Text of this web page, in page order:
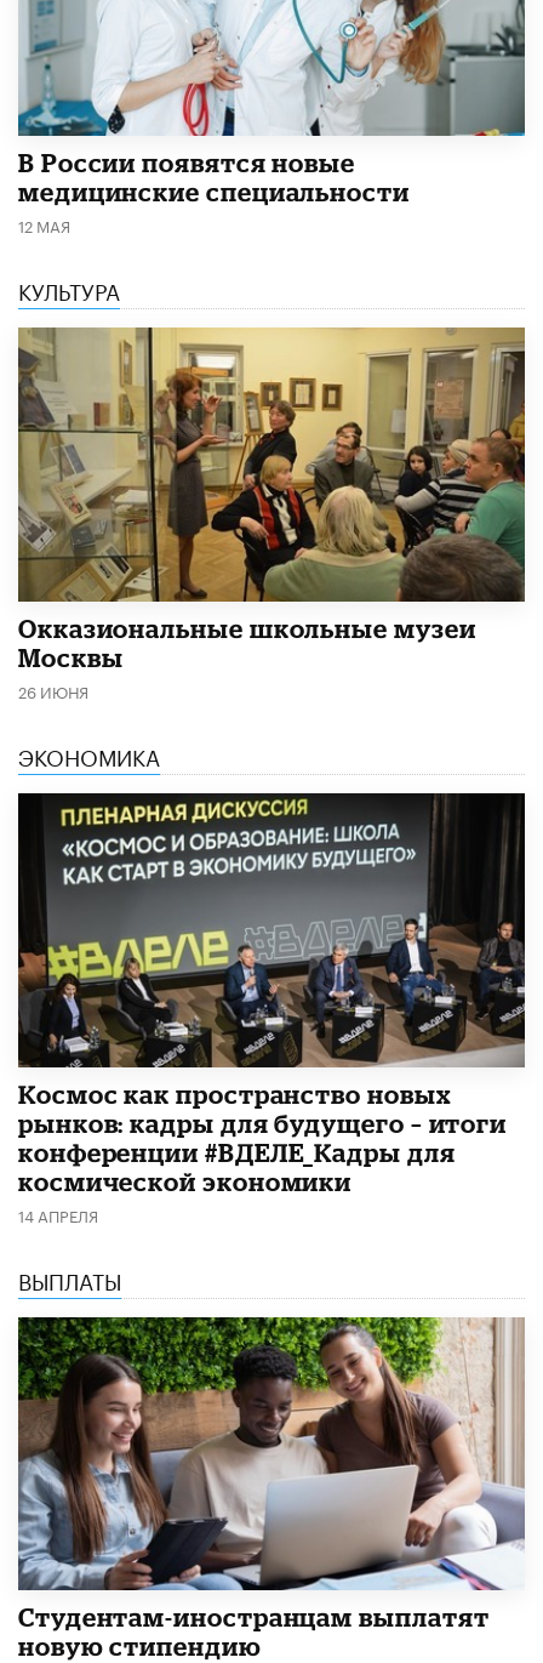
В России появятся новые
медицинские специальности
12 МАЯ
КУЛЬТУРА
​Окказиональные школьные музеи
Москвы
26 ИЮНЯ
ЭКОНОМИКА
Космос как пространство новых
рынков: кадры для будущего – итоги
конференции #ВДЕЛЕ_Кадры для
космической экономики
14 АПРЕЛЯ
ВЫПЛАТЫ
Студентам-иностранцам выплатят
новую стипендию